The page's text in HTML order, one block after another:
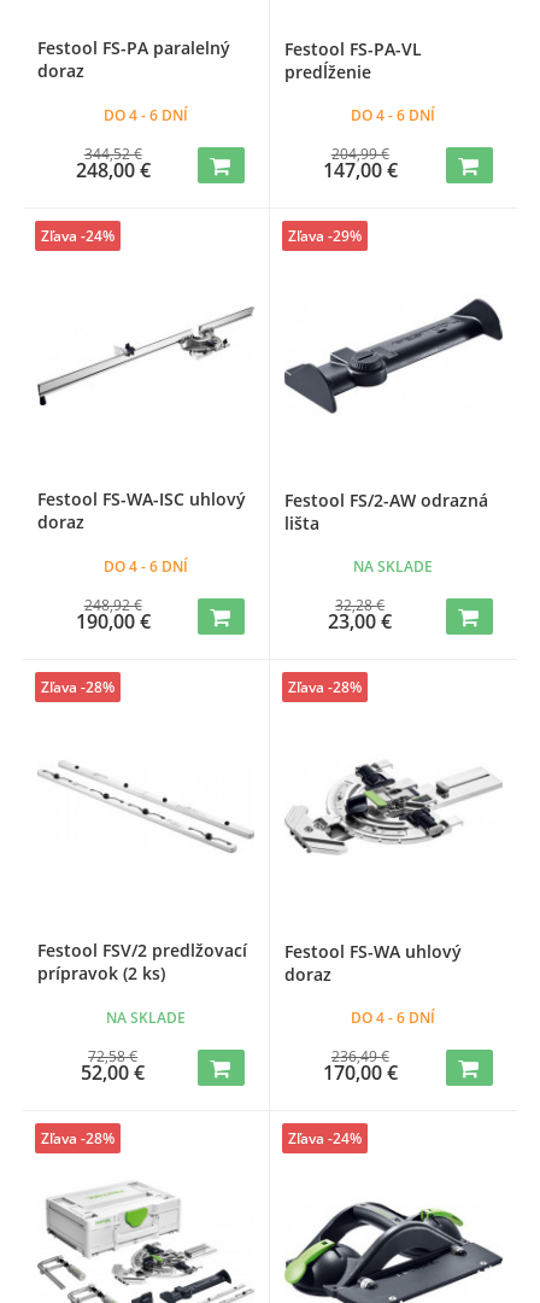
Festool FS-PA paralelný
doraz
DO 4 - 6 DNÍ
344,52 €
248,00 €
Festool FS-PA-VL
predĺženie
DO 4 - 6 DNÍ
204,99 €
147,00 €
Festool FS-WA-ISC uhlový
doraz
DO 4 - 6 DNÍ
248,92 €
190,00 €
Zľava -24%
Festool FS/2-AW odrazná
lišta
NA SKLADE
32,28 €
23,00 €
Zľava -29%
Festool FSV/2 predlžovací
prípravok (2 ks)
NA SKLADE
72,58 €
52,00 €
Zľava -28%
Festool FS-WA uhlový
doraz
DO 4 - 6 DNÍ
236,49 €
170,00 €
Zľava -28%
Zľava -28% Zľava -24%